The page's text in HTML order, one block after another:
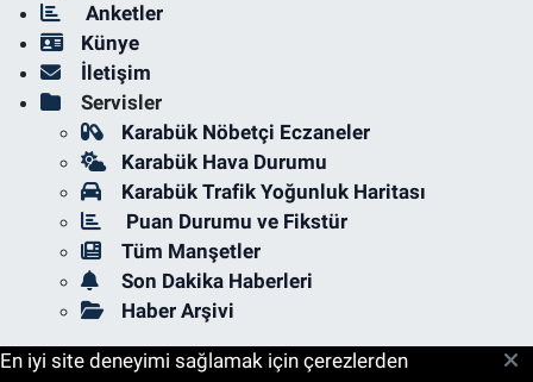
Anketler
Künye
İletişim
Servisler
Karabük Nöbetçi Eczaneler
Karabük Hava Durumu
Karabük Trafik Yoğunluk Haritası
Puan Durumu ve Fikstür
Tüm Manşetler
Son Dakika Haberleri
Haber Arşivi
En iyi site deneyimi sağlamak için çerezlerden